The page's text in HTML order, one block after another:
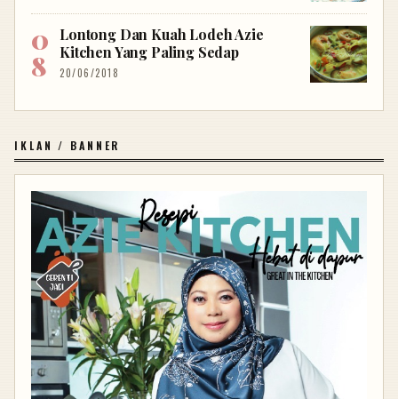
Lontong Dan Kuah Lodeh Azie
Kitchen Yang Paling Sedap
20/06/2018
IKLAN / BANNER